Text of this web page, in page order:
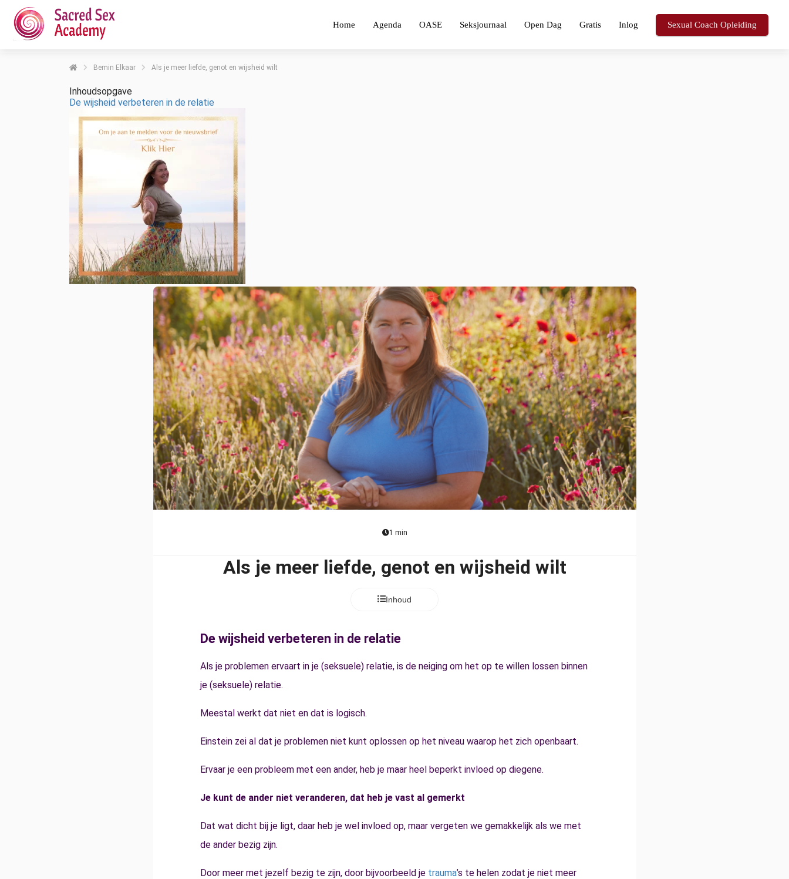
Home Agenda OASE Seksjournaal Open Dag Gratis Inlog Sexual Coach Opleiding
Bemin Elkaar Als je meer liefde, genot en wijsheid wilt
Inhoudsopgave
De wijsheid verbeteren in de relatie
1 min
Als je meer liefde, genot en wijsheid wilt
Inhoud
De wijsheid verbeteren in de relatie
Als je problemen ervaart in je (seksuele) relatie, is de neiging om het op te willen lossen binnen
je (seksuele) relatie.
Meestal werkt dat niet en dat is logisch.
Einstein zei al dat je problemen niet kunt oplossen op het niveau waarop het zich openbaart.
Ervaar je een probleem met een ander, heb je maar heel beperkt invloed op diegene.
Je kunt de ander niet veranderen, dat heb je vast al gemerkt
Dat wat dicht bij je ligt, daar heb je wel invloed op, maar vergeten we gemakkelijk als we met
de ander bezig zijn.
Door meer met jezelf bezig te zijn, door bijvoorbeeld je trauma’s te helen zodat je niet meer